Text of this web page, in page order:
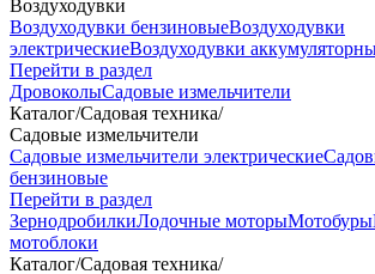
Воздуходувки
Воздуходувки бензиновыеВоздуходувки
электрическиеВоздуходувки
Перейти в раздел
ДровоколыСадовые измельчители
Каталог/Садовая техника/
Садовые измельчители
Садовые измельчители электрические
бензиновые
Перейти в раздел
ЗернодробилкиЛодочные моторыМотобуры
мотоблоки
Каталог/Садовая техника/